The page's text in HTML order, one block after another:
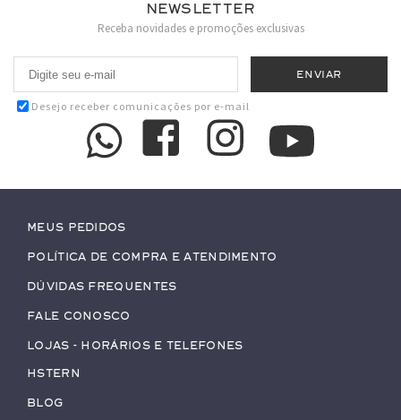
Newsletter
Receba novidades e promoções exclusivas
Desejo receber comunicações por e-mail
Meus pedidos
Política de Compra e Atendimento
Dúvidas Frequentes
Fale conosco
Lojas - Horários e Telefones
HStern
Blog